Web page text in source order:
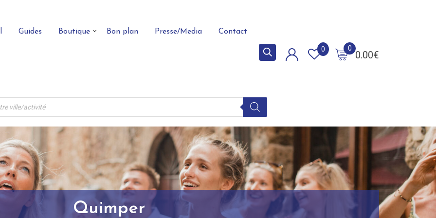
Guides Boutique Bon plan Presse/Media Contact
0.00€
0
0
Quimper